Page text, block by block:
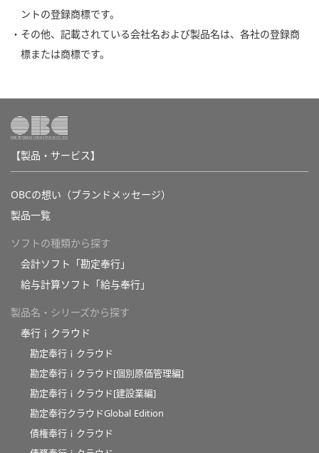
ントの登録商標です。
・その他、記載されている会社名および製品名は、各社の登録商
標または商標です。
【製品・サービス】
OBCの想い（ブランドメッセージ）
製品一覧
ソフトの種類から探す
会計ソフト「勘定奉行」
給与計算ソフト「給与奉行」
製品名・シリーズから探す
奉行ｉクラウド
勘定奉行ｉクラウド
勘定奉行ｉクラウド[個別原価管理編]
勘定奉行ｉクラウド[建設業編]
勘定奉行クラウドGlobal Edition
債権奉行ｉクラウド